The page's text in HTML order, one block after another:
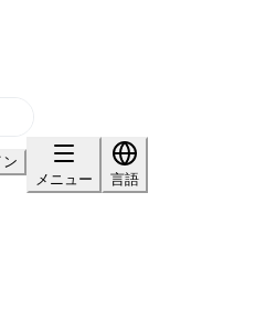
ン
メニュー
言語